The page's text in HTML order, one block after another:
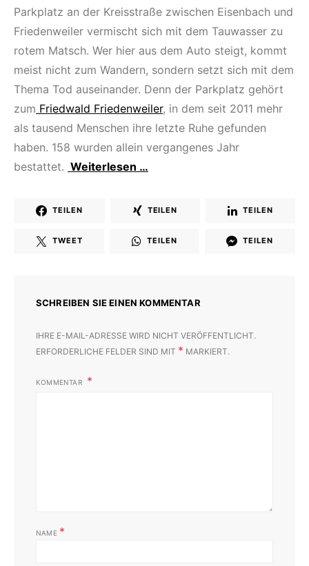
Parkplatz an der Kreisstraße zwischen Eisenbach und
Friedenweiler vermischt sich mit dem Tauwasser zu
rotem Matsch. Wer hier aus dem Auto steigt, kommt
meist nicht zum Wandern, sondern setzt sich mit dem
Thema Tod auseinander. Denn der Parkplatz gehört
zum Friedwald Friedenweiler, in dem seit 2011 mehr
als tausend Menschen ihre letzte Ruhe gefunden
haben. 158 wurden allein vergangenes Jahr
bestattet. Weiterlesen …
TEILEN TEILEN TEILEN
TWEET TEILEN TEILEN
SCHREIBEN SIE EINEN KOMMENTAR
IHRE E-MAIL-ADRESSE WIRD NICHT VERÖFFENTLICHT.
ERFORDERLICHE FELDER SIND MIT * MARKIERT.
KOMMENTAR
NAME *